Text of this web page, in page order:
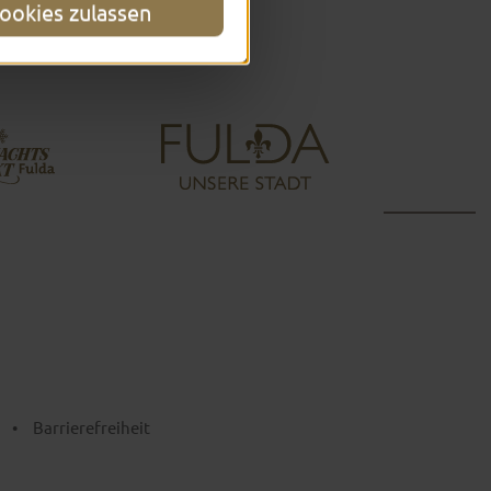
zulassen
• Barrierefreiheit